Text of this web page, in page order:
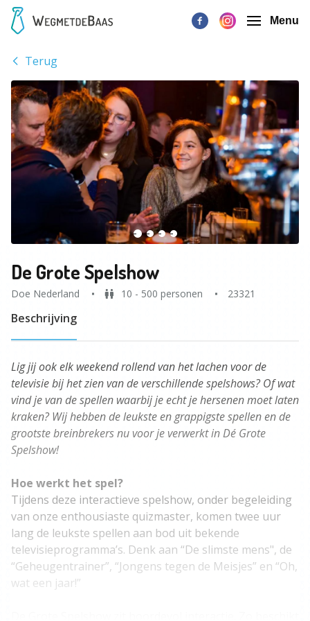
Menu
Terug
De Grote Spelshow
Doe Nederland 10 - 500 personen 23321
Beschrijving
Lig jij ook elk weekend rollend van het lachen voor de
televisie bij het zien van de verschillende spelshows? Of wat
vind je van de spellen waarbij je echt je hersenen moet laten
kraken? Wij hebben de leukste en grappigste spellen en de
grootste breinbrekers nu voor je verwerkt in Dé Grote
Spelshow!
Hoe werkt het spel?
Tijdens deze interactieve spelshow, onder begeleiding
van onze enthousiaste quizmaster, komen twee uur
lang de leukste spellen aan bod uit bekende
televisieprogramma’s. Denk aan “De slimste mens", de
“Geheugentrainer”, “Jongens tegen de Meisjes” en “Oh,
wat een jaar!”